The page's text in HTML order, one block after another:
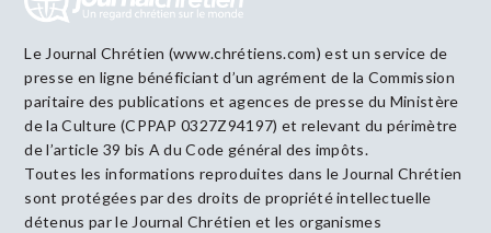
Le Journal Chrétien (www.chrétiens.com) est un service de
presse en ligne bénéficiant d’un agrément de la Commission
paritaire des publications et agences de presse du Ministère
de la Culture (CPPAP 0327Z94197) et relevant du périmètre
de l’article 39 bis A du Code général des impôts.
Toutes les informations reproduites dans le Journal Chrétien
sont protégées par des droits de propriété intellectuelle
détenus par le Journal Chrétien et les organismes